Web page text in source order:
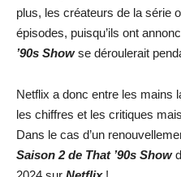
plus, les créateurs de la série
épisodes, puisqu’ils ont
’90s Showse déroulerait
Netflix a donc entre les mains
les chiffres et les critiques
Dans le cas d’un
Saison 2 de That ’90s Show